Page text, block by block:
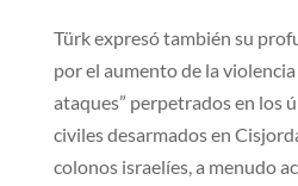
Türk expresó también su
por el aumento de la violencia
ataques” perpetrados en los
civiles desarmados en
colonos israelíes, a menudo